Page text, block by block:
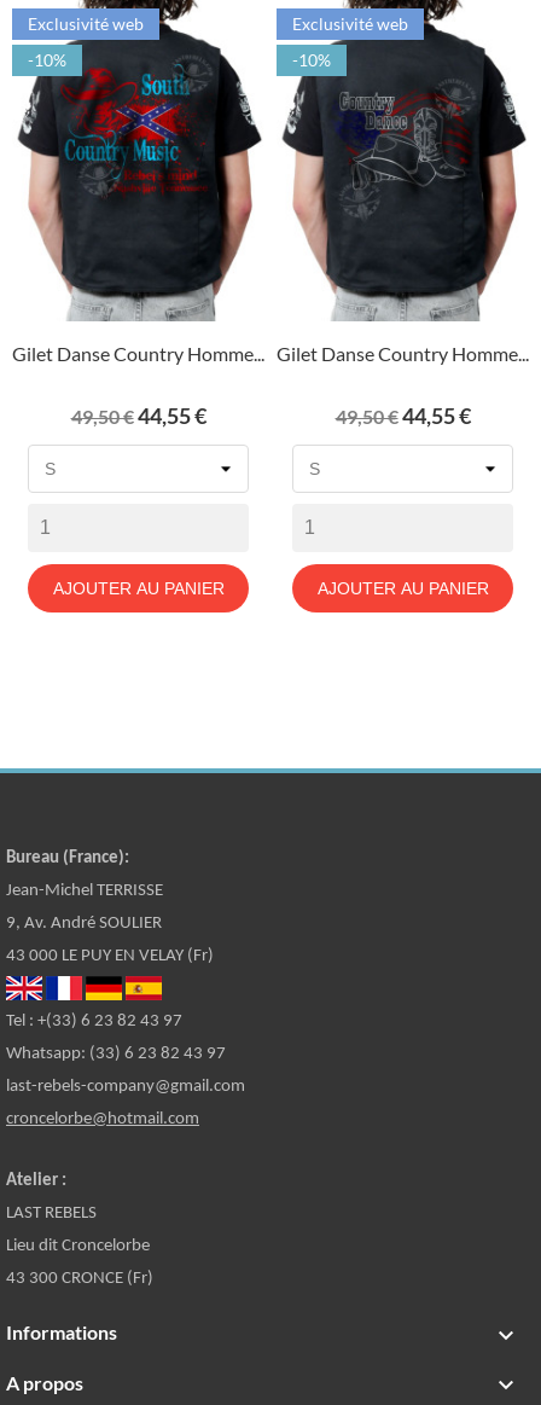
Gilet Danse Country Homme...
Prix
de
49,50 €Prix
44,55 €
AJOUTER AU PANIER
Exclusivité web
-10%
Gilet Danse Country Homme...
Prix
de
49,50 €Prix
44,55 €
AJOUTER AU PANIER
Exclusivité web
-10%
Bureau (France):
Jean-Michel TERRISSE
9, Av. André SOULIER
43 000 LE PUY EN VELAY (Fr)
Tel : +(33) 6 23 82 43 97
Whatsapp: (33) 6 23 82 43 97
last-rebels-company@gmail.com
croncelorbe@hotmail.com
Atelier :
LAST REBELS
Lieu dit Croncelorbe
43 300 CRONCE (Fr)
Informations 
A propos 